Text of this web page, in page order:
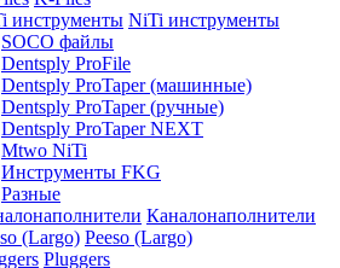
NiTi инструменты
SOCO файлы
Dentsply ProFile
Dentsply ProTaper (машинные)
Dentsply ProTaper (ручные)
Dentsply ProTaper NEXT
Mtwo NiTi
Инструменты FKG
Разные
Каналонаполнители
Peeso (Largo)
Pluggers